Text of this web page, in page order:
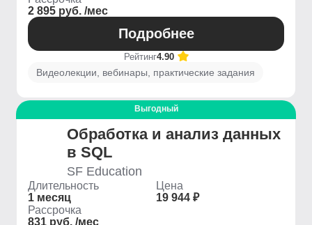
2 895 руб. /мес
Подробнее
Рейтинг4.90
Видеолекции, вебинары, практические задания
Выгодный
Обработка и анализ данных
в SQL
SF Education
Длительность
1 месяц
Цена
19 944 ₽
Рассрочка
831 руб. /мес